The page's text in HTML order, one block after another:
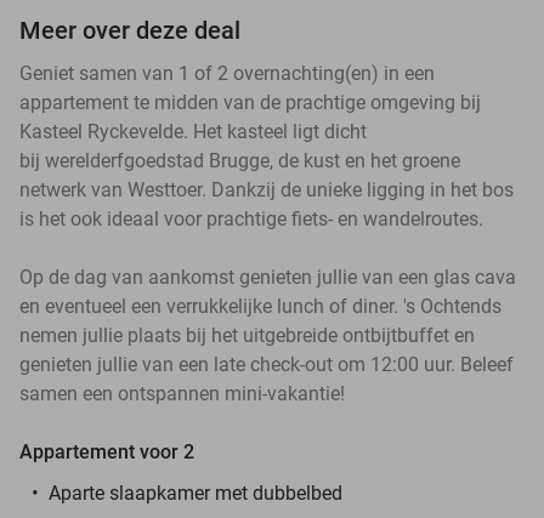
Meer over deze deal
Geniet samen van 1 of 2 overnachting(en) in een
appartement te midden van de prachtige omgeving bij
Kasteel Ryckevelde. Het kasteel ligt dicht
bij werelderfgoedstad Brugge, de kust en het groene
netwerk van Westtoer. Dankzij de unieke ligging in het bos
is het ook ideaal voor prachtige fiets- en wandelroutes.
Op de dag van aankomst genieten jullie van een glas cava
en eventueel een verrukkelijke lunch of diner. 's Ochtends
nemen jullie plaats bij het uitgebreide ontbijtbuffet en
genieten jullie van een late check-out om 12:00 uur. Beleef
samen een ontspannen mini-vakantie!
Appartement voor 2
Aparte slaapkamer met dubbelbed